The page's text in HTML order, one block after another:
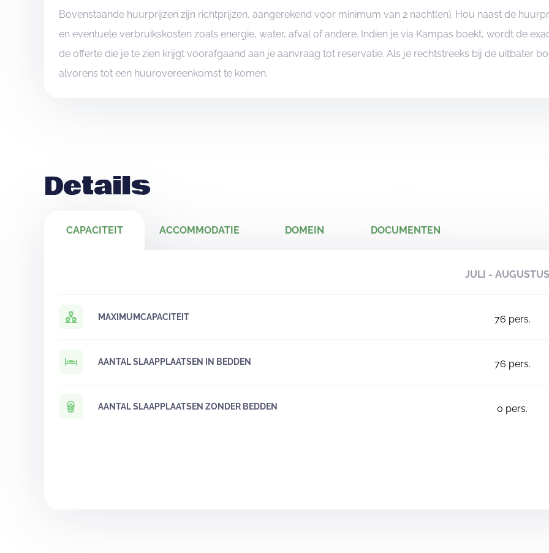
Bovenstaande huurprijzen zijn richtprijzen, aangerekend voor minimum van 2 nacht(en). Hou naast de
en eventuele verbruikskosten zoals energie, water, afval of andere. Indien je via Kampas boekt, wordt de
de offerte die je te zien krijgt voorafgaand aan je aanvraag tot reservatie. Als je rechtstreeks bij de uitbater
alvorens tot een huurovereenkomst te komen.
Details
CAPACITEIT ACCOMMODATIE DOMEIN DOCUMENTEN
JULI - AUGUSTUS
MAXIMUMCAPACITEIT 76 pers.
AANTAL SLAAPPLAATSEN IN BEDDEN 76 pers.
AANTAL SLAAPPLAATSEN ZONDER BEDDEN 0 pers.